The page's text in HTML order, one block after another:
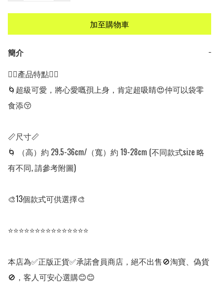
加至購物車
簡介
−
👍🏻產品特點👍🏻
🌀超級可愛，將心愛嘅孭上身，肯定超吸睛😍仲可以袋零
食添😚
📏尺寸📏
🌀 （高）約 29.5-36cm/（寬）約 19-28cm (不同款式size 略
有不同, 請參考附圖)
🎨13個款式可供選擇🎨
⭐⭐⭐⭐⭐⭐⭐⭐⭐⭐⭐⭐⭐⭐⭐
本店為✅正版正貨✅承諾會員商店，絕不出售🚫淘寶、偽貨
🚫，客人可安心選購😊😊